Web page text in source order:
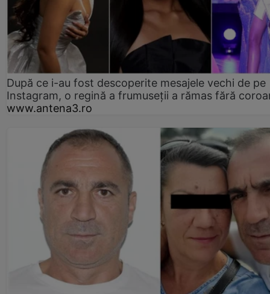
După ce i-au fost descoperite mesajele vechi de pe
Instagram, o regină a frumuseții a rămas fără
www.antena3.ro